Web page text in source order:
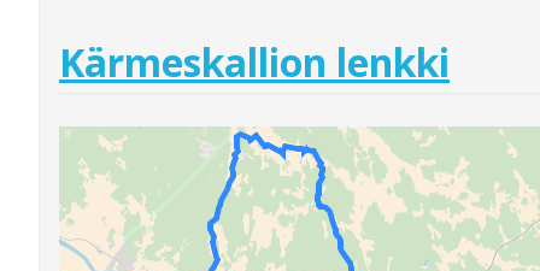
Kärmeskallion lenkki